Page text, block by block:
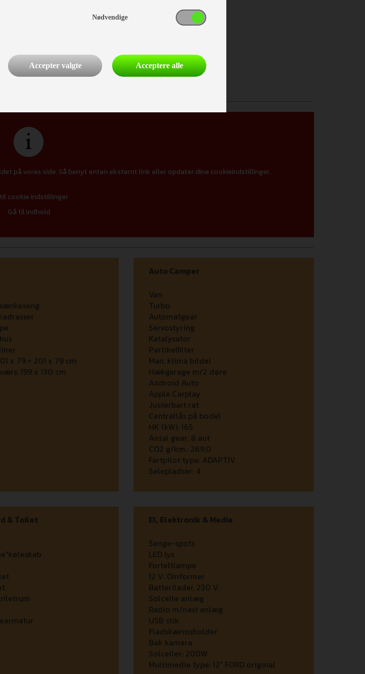
Finansiering
på vores side. Så benyt enten eksternt link eller opdater dine cookieindstillinger.
cookie indstillinger
Gå til indhold
x 79 + 201 x 79 cm
199 x 130 cm
Auto Camper
Van
Turbo
Automatgear
Servostyring
Katalysator
Partikelfilter
Man. klima bildel
Hækgarage m/2 døre
Android Auto
Apple Carplay
Justerbart rat
Centrallås på bodel
HK (kW): 165
Antal gear: 8 aut
CO2 g/km.: 269,0
Fartpilot type: ADAPTIV
Selepladser: 4
& Toilet
El, Elektronik & Medie
Senge-spots
LED lys
Forteltlampe
12 V. Omformer
Batterilader, 230 V.
Solcelle anlæg
Radio m/navi anlæg
USB stik
Fladskærmsholder
Bak kamera
Solceller: 200W
Multimedie type: 12" FORD original
Nødvendige
Accepter valgte Acceptere alle